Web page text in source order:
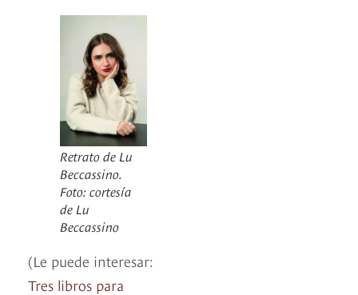
Retrato de Lu
Beccassino.
Foto: cortesía
de Lu
Beccassino
(Le puede interesar:
Tres libros para